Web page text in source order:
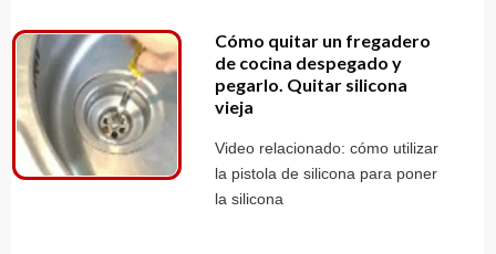
Cómo quitar un fregadero
de cocina despegado y
pegarlo. Quitar silicona
vieja
Video relacionado: cómo utilizar
la pistola de silicona para poner
la silicona